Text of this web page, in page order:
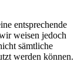
entsprechende
weisen jedoch
sämtliche
werden können.